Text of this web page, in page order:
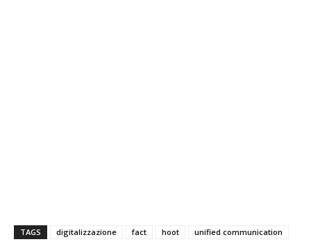
TAGS digitalizzazione fact hoot unified communication